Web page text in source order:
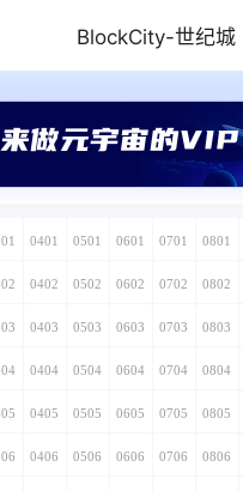
BlockCity-世纪城
来做元宇宙的VIP
0401 0501 0601 0701 0801
0402 0502 0602 0702 0802
0403 0503 0603 0703 0803
0404 0504 0604 0704 0804
0405 0505 0605 0705 0805
0406 0506 0606 0706 0806